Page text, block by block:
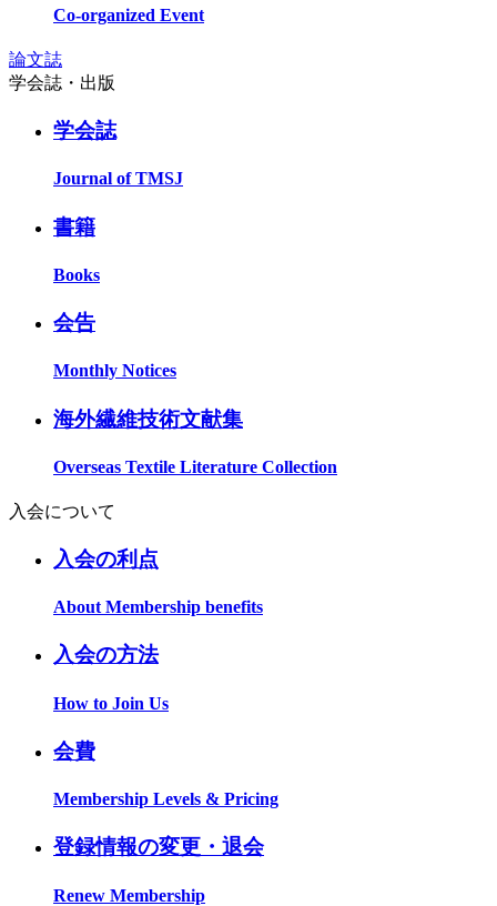
Co-organized Event
論文誌
学会誌・出版
学会誌
Journal of TMSJ
書籍
Books
会告
Monthly Notices
海外繊維技術文献集
Overseas Textile Literature Collection
入会について
入会の利点
About Membership benefits
入会の方法
How to Join Us
会費
Membership Levels & Pricing
登録情報の変更・退会
Renew Membership